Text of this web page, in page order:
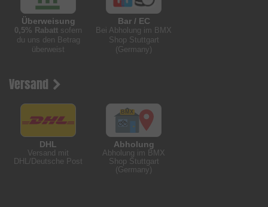
Überweisung
0,5% Rabatt sofern
du uns den Betrag
überweist
Bar / EC
Bei Abholung im BMX
Shop Stuttgart
(Germany)
Versand
DHL
Versand mit
DHL/Deutsche Post
Abholung
Abholung im BMX
Shop Stuttgart
(Germany)